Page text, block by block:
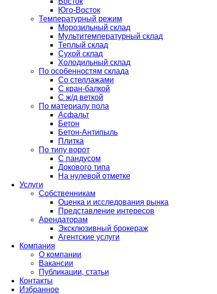
Юго-Восток
Температурный режим
Морозильный склад
Мультитемпературный склад
Теплый склад
Сухой склад
Холодильный склад
По особенностям склада
Со стеллажами
С кран-балкой
С ж/д веткой
По материалу пола
Асфальт
Бетон
Бетон-Антипыль
Плитка
По типу ворот
С пандусом
Докового типа
На нулевой отметке
Услуги
Собственникам
Оценка и исследования рынка
Представление интересов
Арендаторам
Эксклюзивный брокераж
Агентские услуги
Компания
О компании
Вакансии
Публикации, статьи
Контакты
Избранное